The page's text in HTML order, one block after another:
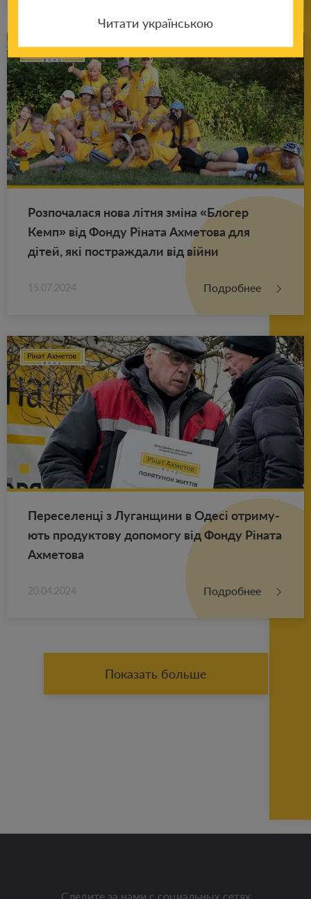
Роз­по­ча­ла­ся нова літня зміна «Бло­гер
Кемп» від Фонду Ріната Ах­ме­то­ва для
дітей, які по­ст­раж­да­ли від війни
15.07.2024 Подробнее
Пе­ре­се­ленці з Лу­ган­щи­ни в Одесі от­ри­му­
ють про­дук­то­ву до­по­мо­гу від Фонду Ріната
Ах­ме­то­ва
20.04.2024 Подробнее
Показать больше
Следите за нами с социальных сетях
Читати українською